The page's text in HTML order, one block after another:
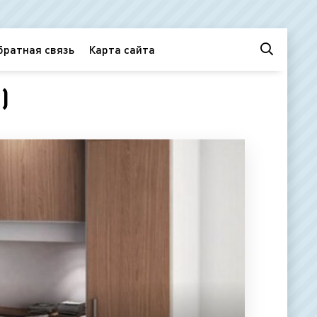
связь Карта сайта